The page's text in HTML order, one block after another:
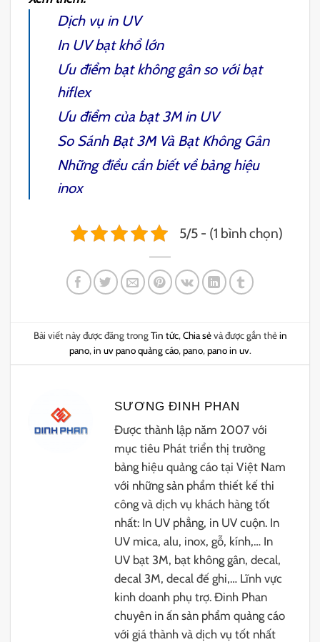
Dịch vụ in UV
In UV bạt khổ lớn
Ưu điểm bạt không gân so với bạt
hiflex
Ưu điểm của bạt 3M in UV
So Sánh Bạt 3M Và Bạt Không Gân
Những điều cần biết về bảng hiệu
inox
5/5 - (1 bình chọn)
Bài viết này được đăng trongTin tức, Chia sẻvà được gắn thẻin
pano, in uv pano quảng cáo, pano, pano in uv.
SƯƠNG ĐINH PHAN
Được thành lập năm 2007 với
mục tiêu Phát triển thị trường
bảng hiệu quảng cáo tại Việt Nam
với những sản phẩm thiết kế thi
công và dịch vụ khách hàng tốt
nhất: In UV phẳng, in UV cuộn. In
UV mica, alu, inox, gỗ, kính,… In
UV bạt 3M, bạt không gân, decal,
decal 3M, decal đế ghi,… Lĩnh vực
kinh doanh phụ trợ. Đinh Phan
chuyên in ấn sản phẩm quảng cáo
với giá thành và dịch vụ tốt nhất